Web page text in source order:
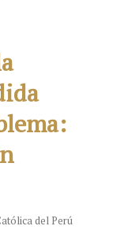
del Perú